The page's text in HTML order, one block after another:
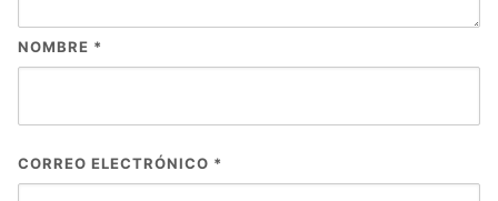
NOMBRE *
CORREO ELECTRÓNICO *